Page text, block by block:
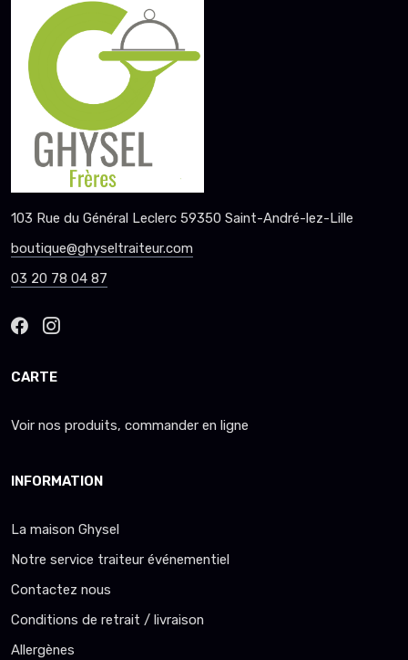
103 Rue du Général Leclerc 59350 Saint-André-lez-Lille
boutique@ghyseltraiteur.com
03 20 78 04 87
CARTE
Voir nos produits, commander en ligne
INFORMATION
La maison Ghysel
Notre service traiteur événementiel
Contactez nous
Conditions de retrait / livraison
Allergènes